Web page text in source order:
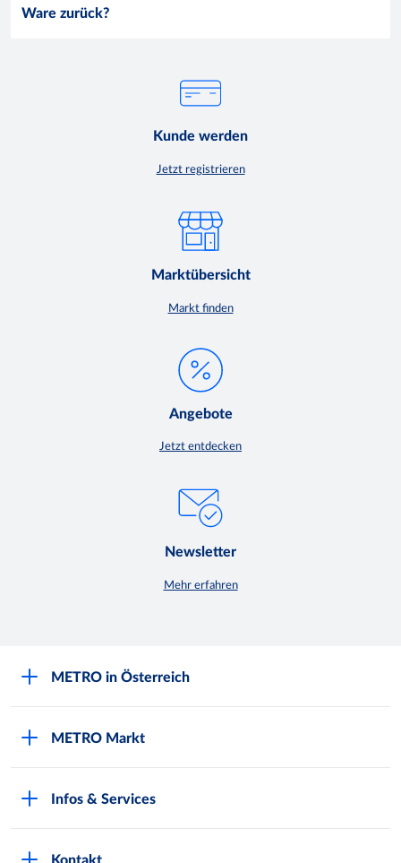
Ware zurück?
Kunde werden
Jetzt registrieren
Marktübersicht
Markt finden
Angebote
Jetzt entdecken
Newsletter
Mehr erfahren
METRO in Österreich
Karriere bei METRO
METRO Markt
Infos & Services